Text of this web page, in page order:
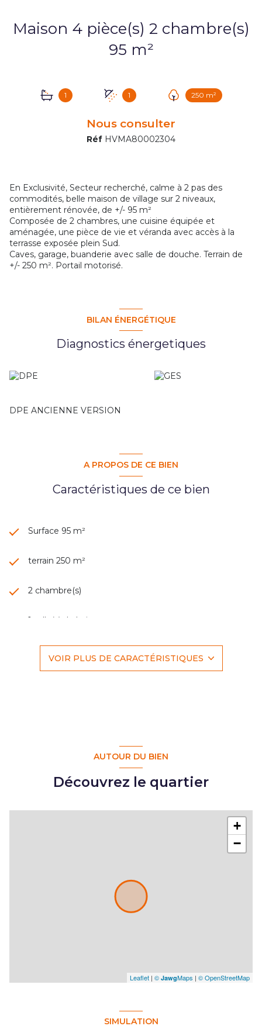
Maison 4 pièce(s) 2 chambre(s)
95 m²
1 1 250 m²
Nous consulter
Réf HVMA80002304
En Exclusivité, Secteur recherché, calme à 2 pas des
commodités, belle maison de village sur 2 niveaux,
entièrement rénovée, de +/- 95 m²
Composée de 2 chambres, une cuisine équipée et
aménagée, une pièce de vie et véranda avec accès à la
terrasse exposée plein Sud.
Caves, garage, buanderie avec salle de douche. Terrain de
+/- 250 m². Portail motorisé.
BILAN ÉNERGÉTIQUE
Diagnostics énergetiques
DPE ANCIENNE VERSION
A PROPOS DE CE BIEN
Caractéristiques de ce bien
Surface 95 m²
terrain 250 m²
2 chambre(s)
1 salle(s) de bain
VOIR PLUS DE CARACTÉRISTIQUES
AUTOUR DU BIEN
Découvrez le quartier
+
−
Leaflet | © JawgMaps | © OpenStreetMap
SIMULATION